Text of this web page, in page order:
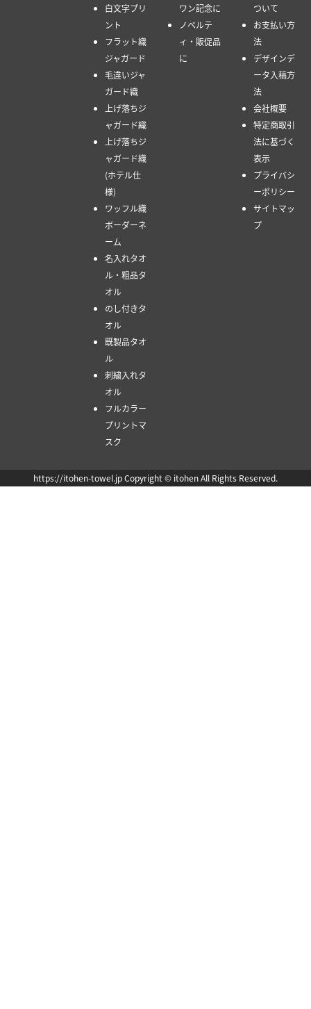
白文字プリ
ント
フラット織
ジャガード
毛違いジャ
ガード織
上げ落ちジ
ャガード織
上げ落ちジ
ャガード織
(ホテル仕
様)
ワッフル織
ボーダーネ
ーム
名入れタオ
ル・粗品タ
オル
のし付きタ
オル
既製品タオ
ル
刺繍入れタ
オル
フルカラー
プリントマ
スク
ワン記念に
ノベルテ
ィ・販促品
に
ついて
お支払い方
法
デザインデ
ータ入稿方
法
会社概要
特定商取引
法に基づく
表示
プライバシ
ーポリシー
サイトマッ
プ
https://itohen-towel.jp Copyright © itohen All Rights Reserved.